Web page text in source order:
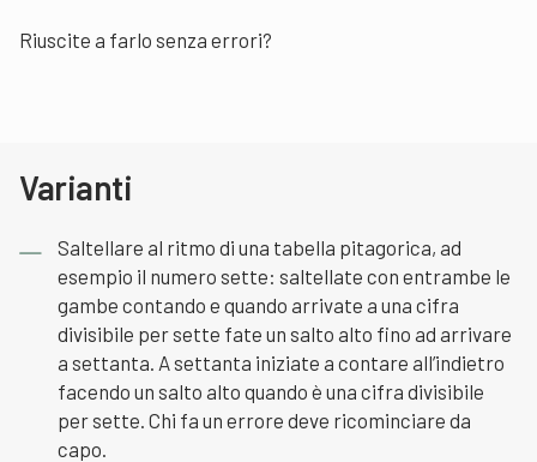
Riuscite a farlo senza errori?
Varianti
Saltellare al ritmo di una tabella pitagorica, ad
esempio il numero sette: saltellate con entrambe le
gambe contando e quando arrivate a una cifra
divisibile per sette fate un salto alto fino ad arrivare
a settanta. A settanta iniziate a contare all’indietro
facendo un salto alto quando è una cifra divisibile
per sette. Chi fa un errore deve ricominciare da
capo.